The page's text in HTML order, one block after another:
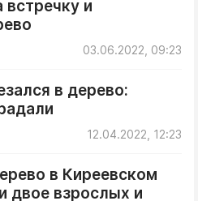
встречку и
03.06.2022, 09:23
в дерево:
12.04.2022, 12:23
в Киреевском
двое взрослых и